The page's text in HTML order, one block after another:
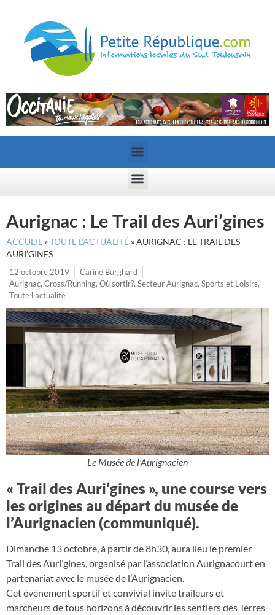
Aurignac : Le Trail des Auri’gines
ACCUEIL »TOUTE L’ACTUALITÉ »AURIGNAC : LE TRAIL DES
AURI’GINES
12 octobre 2019
Carine Burghard
Aurignac, Cross/Running, Où sortir?, Secteur Aurignac, Sports et Loisirs,
Toute l'actualité
Le Musée de l'Aurignacien
« Trail des Auri’gines », une course vers
les origines au départ du musée de
l’Aurignacien (communiqué).
Dimanche 13 octobre, à partir de 8h30, aura lieu le premier
Trail des Auri’gines, organisé par l’association Aurignacourt en
partenariat avec le musée de l’Aurignacien.
Cet événement sportif et convivial invite traileurs et
marcheurs de tous horizons à découvrir les sentiers des Terres